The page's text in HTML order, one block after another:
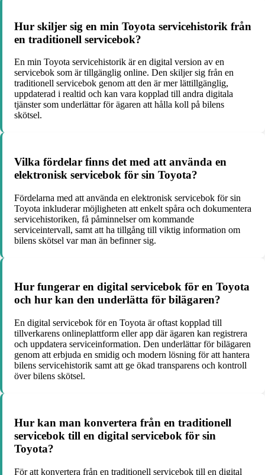
Hur skiljer sig en min Toyota servicehistorik från
en traditionell servicebok?
En min Toyota servicehistorik är en digital version av en
servicebok som är tillgänglig online. Den skiljer sig från en
traditionell servicebok genom att den är mer lättillgänglig,
uppdaterad i realtid och kan vara kopplad till andra digitala
tjänster som underlättar för ägaren att hålla koll på bilens
skötsel.
Vilka fördelar finns det med att använda en
elektronisk servicebok för sin Toyota?
Fördelarna med att använda en elektronisk servicebok för sin
Toyota inkluderar möjligheten att enkelt spåra och dokumentera
servicehistoriken, få påminnelser om kommande
serviceintervall, samt att ha tillgång till viktig information om
bilens skötsel var man än befinner sig.
Hur fungerar en digital servicebok för en Toyota
och hur kan den underlätta för bilägaren?
En digital servicebok för en Toyota är oftast kopplad till
tillverkarens onlineplattform eller app där ägaren kan registrera
och uppdatera serviceinformation. Den underlättar för bilägaren
genom att erbjuda en smidig och modern lösning för att hantera
bilens servicehistorik samt att ge ökad transparens och kontroll
över bilens skötsel.
Hur kan man konvertera från en traditionell
servicebok till en digital servicebok för sin
Toyota?
För att konvertera från en traditionell servicebok till en digital